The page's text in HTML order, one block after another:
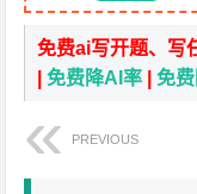
免费ai写开题、写
|免费降AI率 |免
PREVIOUS